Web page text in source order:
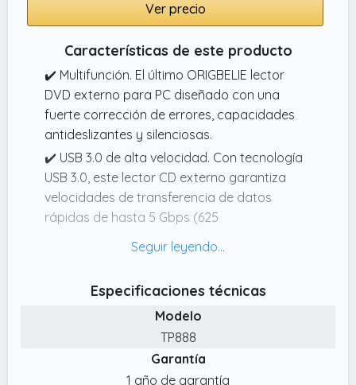
Ver precio
Características de este producto
✔️ Multifunción. El último ORIGBELIE lector
DVD externo para PC diseñado con una
fuerte corrección de errores, capacidades
antideslizantes y silenciosas.
✔️ USB 3.0 de alta velocidad. Con tecnología
USB 3.0, este lector CD externo garantiza
velocidades de transferencia de datos
rápidas de hasta 5 Gbps (625
USB 2.0, y es compatible con versiones
✔️ Plug & Play. No necesita controladores ni
una fuente de alimentación externa.
✔️ Compatibilidad universal. El lector DVD
externo admite la lectura y escritura de
Especificaciones técnicas
Modelo
TP888
Garantía
1 año de garantía